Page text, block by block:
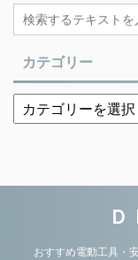
カテゴリー
Ｄ
おすすめ電動工具・